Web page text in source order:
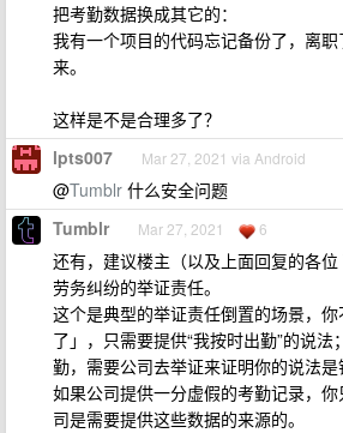
把考勤数据换成其它的：
我有一个项目的代码忘记备份了，离
来。
这样是不是合理多了？
lpts007 Mar 27, 2021 via Android
@Tumblr 什么安全问题
Tumblr Mar 27, 2021 6
还有，建议楼主（以及上面回复的各
劳务纠纷的举证责任。
这个是典型的举证责任倒置的场景，
了」，只需要提供“我按时出勤”的说
勤，需要公司去举证来证明你的说法是
如果公司提供一分虚假的考勤记录，
司是需要提供这些数据的来源的。